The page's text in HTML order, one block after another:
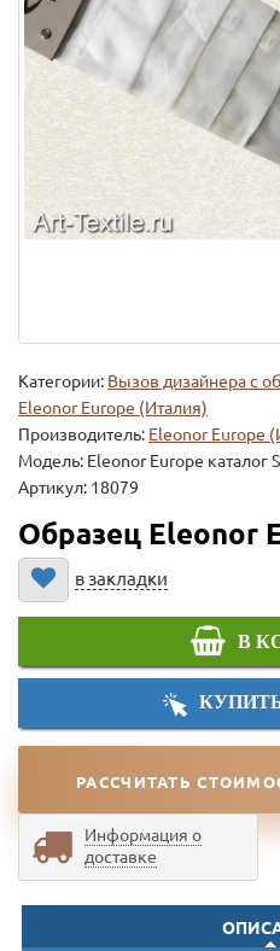
Категории: Вызов дизайнера с
Eleonor Europe (Италия)
Производитель: Eleonor Europe
Модель: Eleonor Europe каталог
Артикул: 18079
Образец Eleonor
в закладки
В
РАССЧИТАТЬ
Информация о
доставке